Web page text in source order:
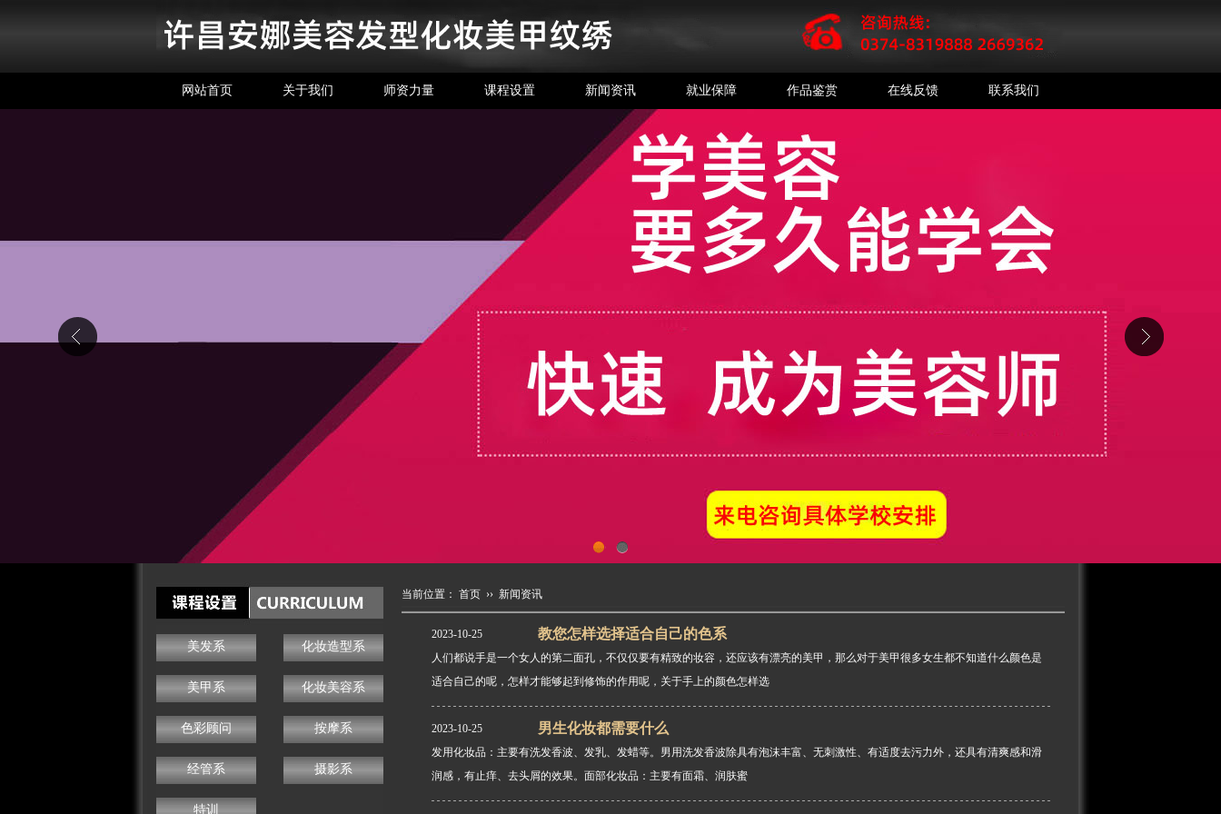
网站首页 关于我们 师资力量 课程设置 新闻资讯 就业保障 作品鉴赏 在线反馈 联系我们
美发系 化妆造型系
美甲系 化妆美容系
色彩顾问 按摩系
经管系 摄影系
特训
当前位置： 首页 ›› 新闻资讯
2023-10-25 教您怎样选择适合自己的色系
人们都说手是一个女人的第二面孔，不仅仅要有精致的妆容，还应该有漂亮的美甲，那么对于美甲很多女生都不知道什么颜色是
适合自己的呢，怎样才能够起到修饰的作用呢，关于手上的颜色怎样选
2023-10-25 男生化妆都需要什么
发用化妆品：主要有洗发香波、发乳、发蜡等。男用洗发香波除具有泡沫丰富、无刺激性、有适度去污力外，还具有清爽感和滑
润感，有止痒、去头屑的效果。面部化妆品：主要有面霜、润肤蜜